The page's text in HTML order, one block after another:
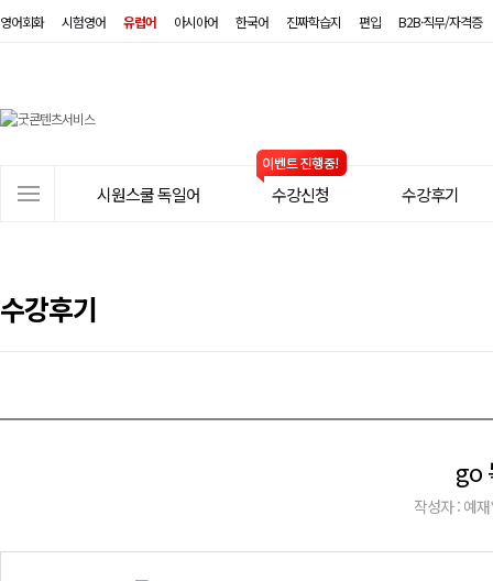
영어회화 시험영어 유럽어 아시아어 한국어 진짜학습지 편입 B2B·직무/자격증
뉴
시원스쿨 독일어 수강신청 수강후기
수강후기
go
작성자 : 예